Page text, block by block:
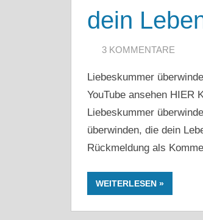
dein
3. NOVEMBER 2020
3 KOMMENTARE
Liebeskummer
YouTube ansehen HIER
Liebeskummer
überwinden, die dein
Rückmeldung als
WEITERLESEN